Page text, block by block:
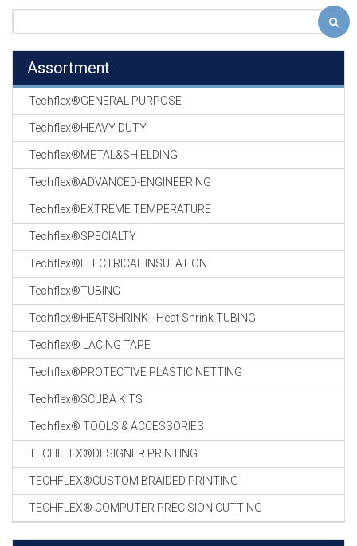
Assortment
Techflex®GENERAL PURPOSE
Techflex®HEAVY DUTY
Techflex®METAL&SHIELDING
Techflex®ADVANCED-ENGINEERING
Techflex®EXTREME TEMPERATURE
Techflex®SPECIALTY
Techflex®ELECTRICAL INSULATION
Techflex®TUBING
Techflex®HEATSHRINK - Heat Shrink TUBING
Techflex® LACING TAPE
Techflex®PROTECTIVE PLASTIC NETTING
Techflex®SCUBA KITS
Techflex® TOOLS & ACCESSORIES
TECHFLEX®DESIGNER PRINTING
TECHFLEX®CUSTOM BRAIDED PRINTING
TECHFLEX® COMPUTER PRECISION CUTTING